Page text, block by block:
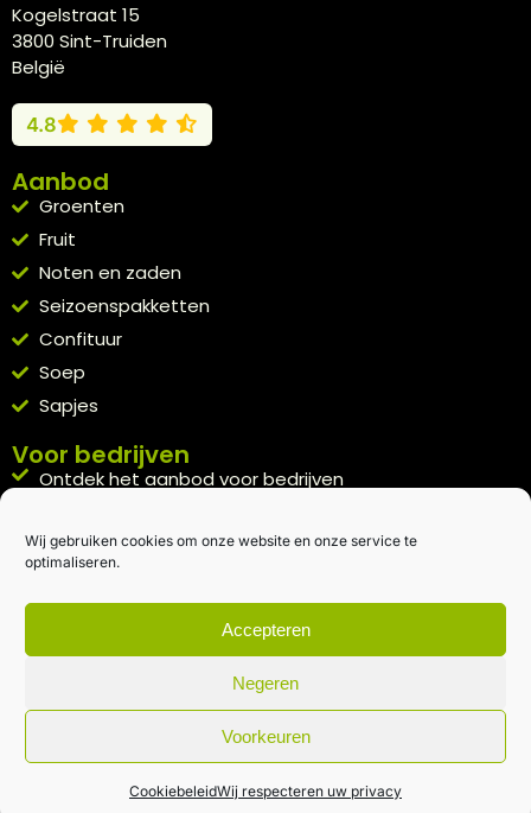
Wij gebruiken cookies om onze website en onze service te
optimaliseren.
Accepteren
Negeren
Voorkeuren
CookiebeleidWij respecteren uw privacy
Kogelstraat 15
3800 Sint-Truiden
België
4.8
Aanbod
Groenten
Fruit
Noten en zaden
Seizoenspakketten
Confituur
Soep
Sapjes
Voor bedrijven
Ontdek het aanbod voor bedrijven
Kennismakingspakket aanvragen
Blijft op de hoogte
Rechtstreeks van het veld naar je inbox.
Inschrijven nieuwsbrief
Algemene voorwaarden|Privacybeleid| gemaakt met door
creativitijd